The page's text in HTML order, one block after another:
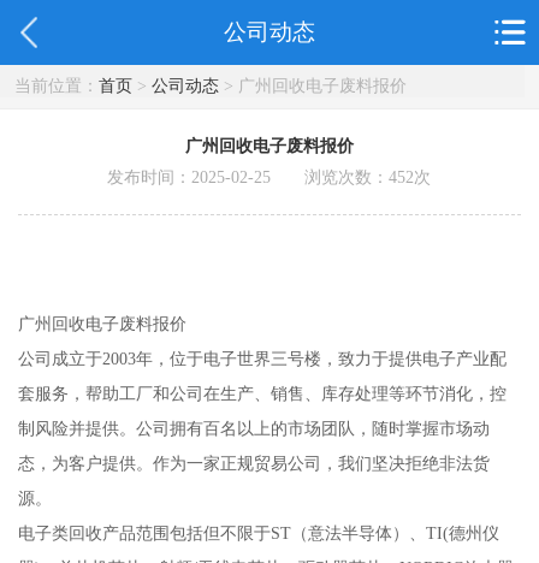
公司动态
当前位置： 首页> 公司动态> 广州回收电子废料报价
广州回收电子废料报价
发布时间：2025-02-25 浏览次数：452次
广州回收电子废料报价
公司成立于2003年，位于电子世界三号楼，致力于提供电子产业配
套服务，帮助工厂和公司在生产、销售、库存处理等环节消化，控
制风险并提供。公司拥有百名以上的市场团队，随时掌握市场动
态，为客户提供。作为一家正规贸易公司，我们坚决拒绝非法货
源。
电子类回收产品范围包括但不限于ST（意法半导体）、TI(德州仪